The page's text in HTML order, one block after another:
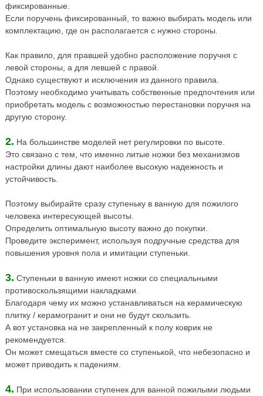
фиксированные.
Если поручень фиксированный, то важно выбирать модель или
комплектацию, где он располагается с нужно стороны.
Как правило, для правшей удобно расположение поручня с
левой стороны, а для левшей с правой.
Однако существуют и исключения из данного правила.
Поэтому необходимо учитывать собственные предпочтения или
приобретать модель с возможностью перестановки поручня на
другую сторону.
2. На большинстве моделей нет регулировки по высоте.
Это связано с тем, что именно литые ножки без механизмов
настройки длины дают наиболее высокую надежность и
устойчивость.
Поэтому выбирайте сразу ступеньку в ванную для пожилого
человека интересующей высоты.
Определить оптимальную высоту важно до покупки.
Проведите эксперимент, используя подручные средства для
повышения уровня пола и имитации ступеньки.
3. Ступеньки в ванную имеют ножки со специальными
противоскользящими накладками.
Благодаря чему их можно устанавливаться на керамическую
плитку / керамогранит и они не будут скользить.
А вот установка на не закрепленный к полу коврик не
рекомендуется.
Он может смещаться вместе со ступенькой, что небезопасно и
может приводить к падениям.
4. При использовании ступенек для ванной пожилыми людьми